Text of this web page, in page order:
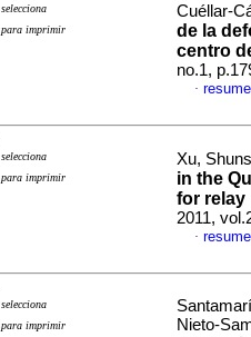
selecciona
para imprimir
Cuéllar-
de la
centro
no.1,
·
selecciona
para imprimir
Xu,
in the
for relay
2011,
·
selecciona
para imprimir
Nieto-